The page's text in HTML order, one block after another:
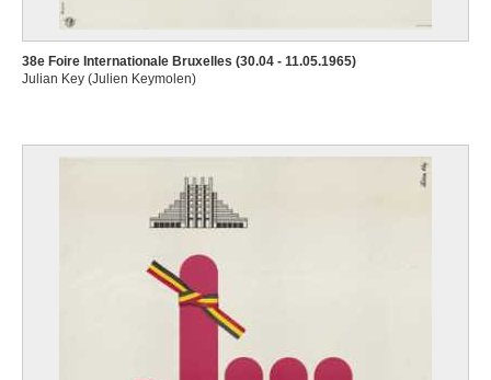
38e Foire Internationale Bruxelles (30.04 - 11.05.1965)
Julian Key (Julien Keymolen)